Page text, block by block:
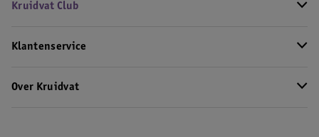
Kruidvat Club
Klantenservice
Over Kruidvat